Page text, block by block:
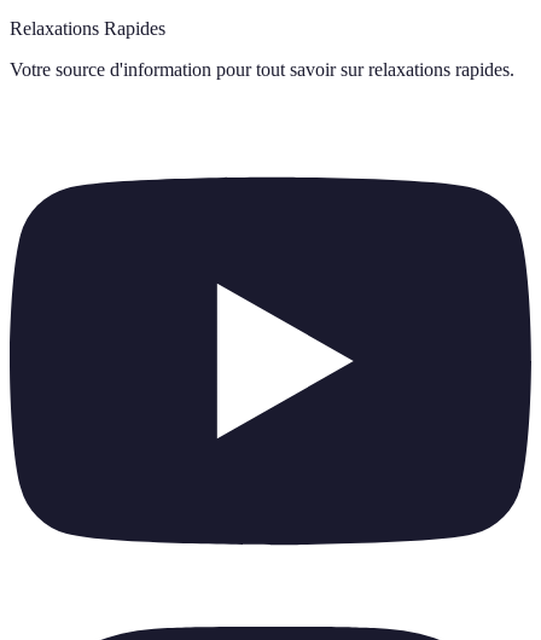
Relaxations Rapides
Votre source d'information pour tout savoir sur relaxations rapides.